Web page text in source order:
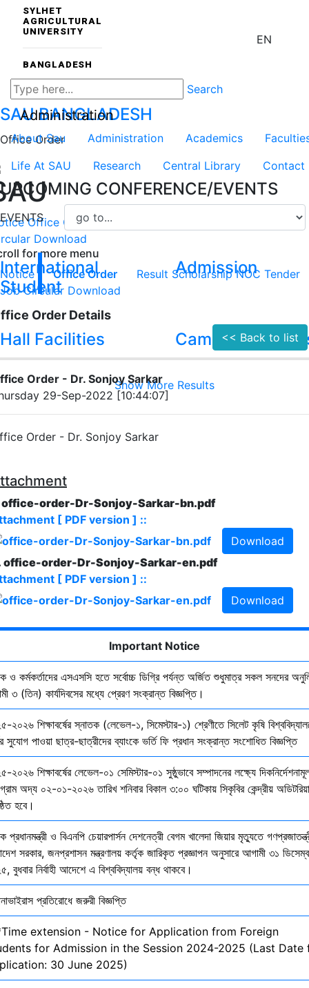
SYLHET
AGRICULTURAL
UNIVERSITY
BANGLADESH
EN
Search
SAUBANGLADESH
About Sau Administration Academics
Life At SAU
Research Central Library Contact
UPCOMING CONFERENCE/EVENTS
EVENTS
International
Student
Admission
Hall Facilities Campus
Show More Results
Administration
Office Order
Office Order Result
Download
for more menu
Notice
Office Order Result Scholarship NOC Tender
Job Circular Download
Order Details
<< Back to list
Order - Dr. Sonjoy Sarkar
29-Sep-2022 [10:44:07]
Order - Dr. Sonjoy Sarkar
office-order-Dr-Sonjoy-Sarkar-bn.pdf
[ PDF version ] ::
Download
office-order-Dr-Sonjoy-Sarkar-en.pdf
[ PDF version ] ::
Download
Important Notice
ও কর্মকর্তাদের এসএসসি হতে সর্বোচ্চ ডিগ্রি পর্যন্ত অর্জিত শুধুমাত্র সকল সনদের
৩ (তিন) কার্যদিবসের মধ্যে প্রেরণ সংক্রান্ত বিজ্ঞপ্তি।
২০২৬ শিক্ষাবর্ষের স্নাতক (লেভেল-১, সিমেস্টার-১) শ্রেণীতে সিলেট কৃষি
সুযোগ পাওয়া ছাত্র-ছাত্রীদের ব্যাংকে ভর্তি ফি প্রধান সংক্রান্ত সংশোধিত বিজ্ঞপ্তি
২০২৬ শিক্ষাবর্ষের লেভেল-০১ সেমিস্টার-০১ সুষ্ঠুভাবে সম্পাদনের লক্ষ্যে
অদ্য ০২-০১-২০২৬ তারিখ শনিবার বিকাল ৩:০০ ঘটিকায় সিকৃবির কেন্দ্রীয়
হবে।
প্রধানমন্ত্রী ও বিএনপি চেয়ারপার্সন দেশনেত্রী বেগম খালেদা জিয়ার মৃত্যুতে
সরকার, জনপ্রশাসন মন্ত্রণালয় কর্তৃক জারিকৃত প্রজ্ঞাপন অনুসারে আগামী ৩১
বুধবার নির্বাহী আদেশে এ বিশ্ববিদ্যালয় বন্ধ থাকবে।
প্রতিরোধে জরুরী বিজ্ঞপ্তি
extension - Notice for Application from Foreign
for Admission in the Session 2024-2025 (Last Date
30 June 2025)